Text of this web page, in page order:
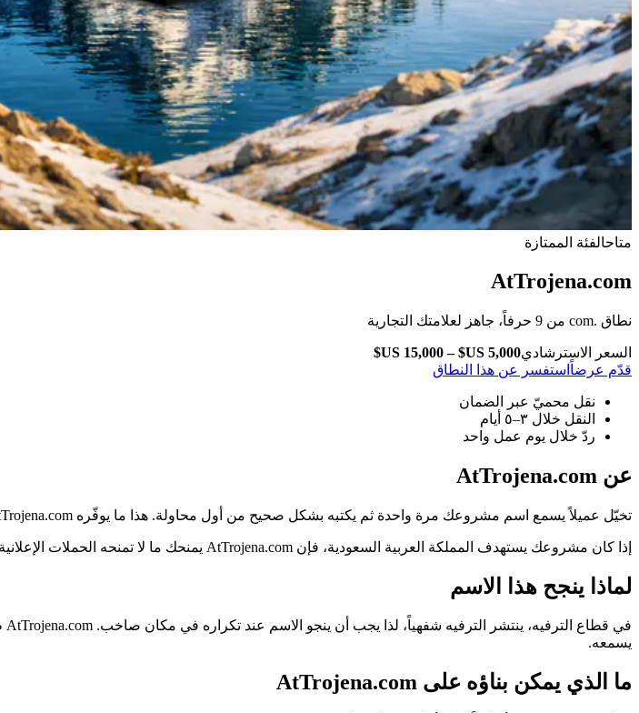
متاحالفئة الممتازة
AtTrojena.com
نطاق .com من 9 حرفاً، جاهز لعلامتك التجارية
السعر الاسترشادي
قدّم عرضاً استفسر عن هذا النطاق
نقل محميّ عبر الضمان
النقل خلال ٣–٥ أيام
ردّ خلال يوم عمل واحد
عن AtTrojena.com
تخيّل عميلاً يسمع اسم مشروعك مرة واحدة ثم يكتبه بشكل صحيح من أول محاولة. هذا ما يوفّره AtTrojena.com.
إذا كان مشروعك يستهدف المملكة العربية السعودية، فإن AtTrojena.com يمنحك ما لا تمنحه الحملات الإعلانية: حضوراً دائماً يعمل حتى حين تتوقف الميزانية. وهو ينسجم مع توجّهات رؤية 2030.
لماذا ينجح هذا الاسم
يسمعه.
ما الذي يمكن بناؤه على AtTrojena.com